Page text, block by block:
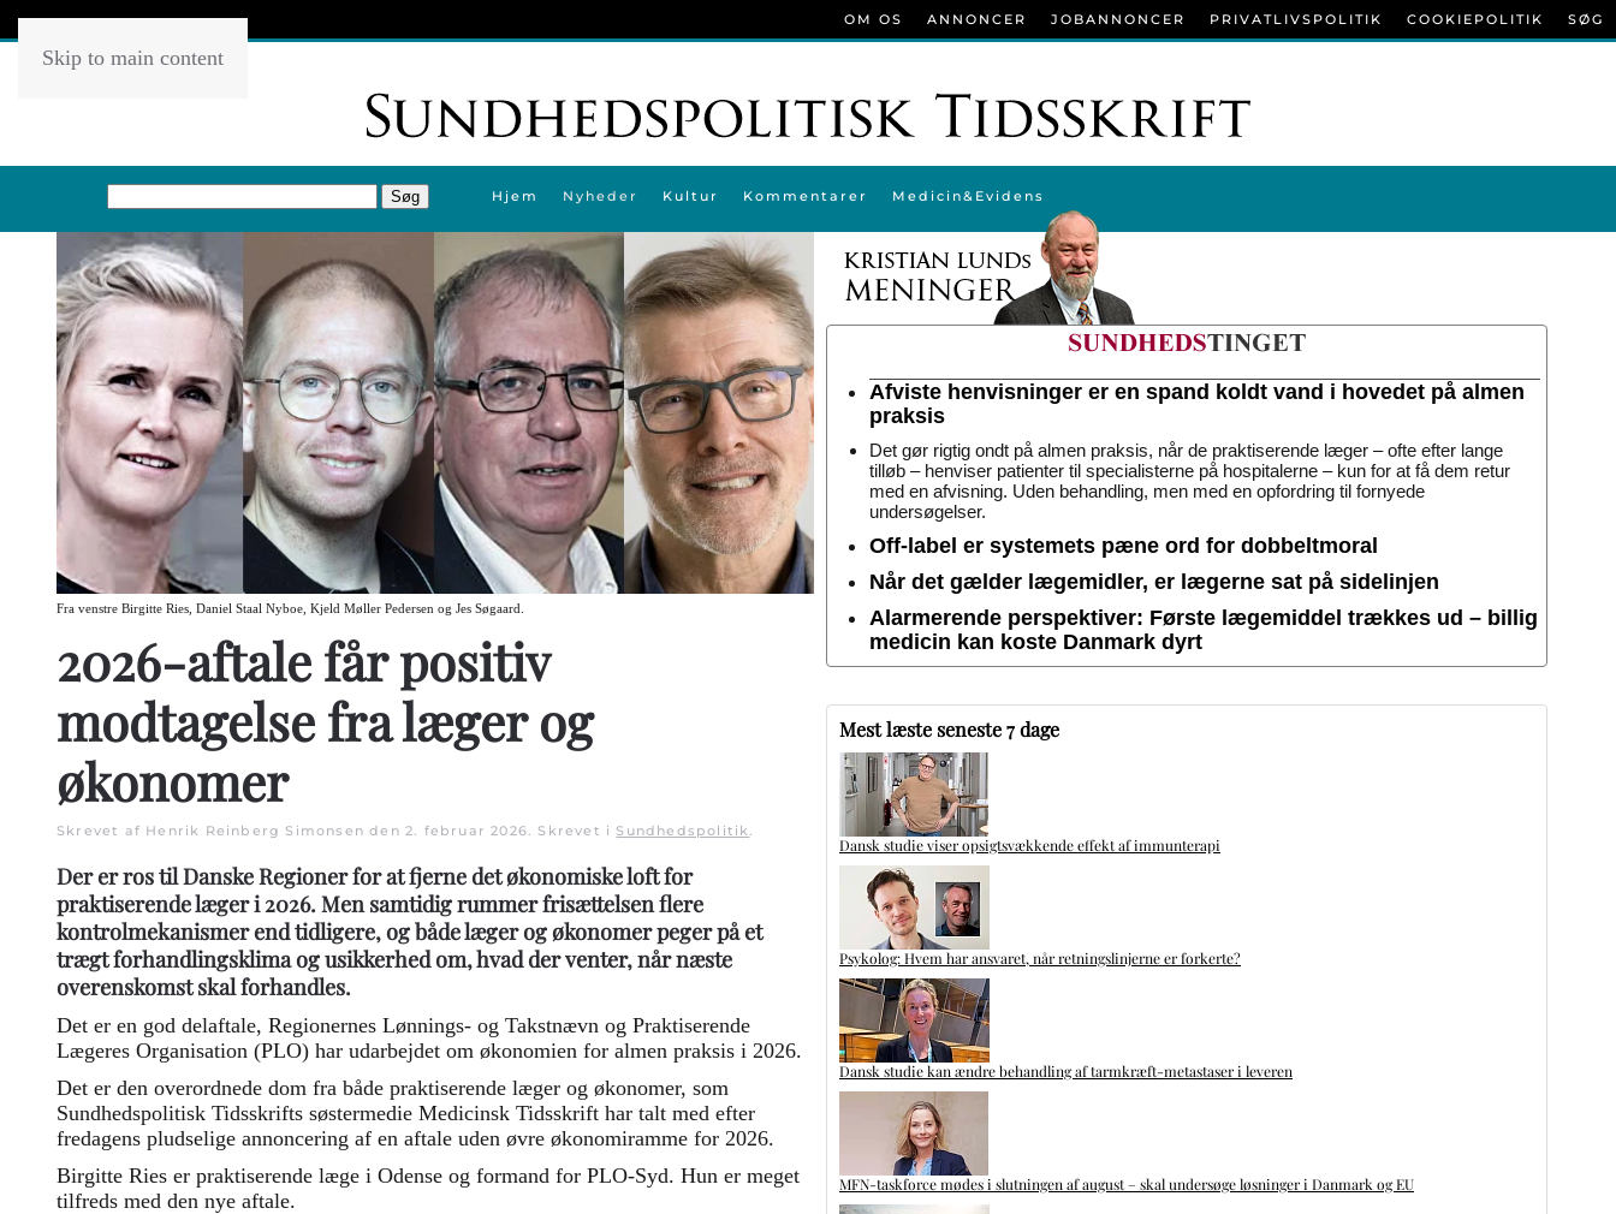
Skip to main content
Hjem Nyheder Kultur Kommentarer Medicin&Evidens
OM OS ANNONCER JOBANNONCER PRIVATLIVSPOLITIK COOKIEPOLITIK SØG
Fra venstre Birgitte Ries, Daniel Staal Nyboe, Kjeld Møller Pedersen og Jes Søgaard.
2026-aftale får positiv
modtagelse fra læger og
økonomer
Skrevet af Henrik Reinberg Simonsen den 2. februar 2026 . Skrevet i Sundhedspolitik
Der er ros til Danske Regioner for at fjerne det økonomiske loft for
praktiserende læger i 2026. Men samtidig rummer frisættelsen flere
kontrolmekanismer end tidligere, og både læger og økonomer peger på et
trægt forhandlingsklima og usikkerhed om, hvad der venter, når næste
overenskomst skal forhandles.
Det er en god delaftale, Regionernes Lønnings- og Takstnævn og Praktiserende
Lægeres Organisation (PLO) har udarbejdet om økonomien for almen praksis i 2026.
Det er den overordnede dom fra både praktiserende læger og økonomer, som
Sundhedspolitisk Tidsskrifts søstermedie Medicinsk Tidsskrift har talt med efter
fredagens pludselige annoncering af en aftale uden øvre økonomiramme for 2026.
Birgitte Ries er praktiserende læge i Odense og formand for PLO-Syd. Hun er meget
tilfreds med den nye aftale.
Afviste henvisninger er en spand koldt vand i hovedet på almen
praksis
Det gør rigtig ondt på almen praksis, når de praktiserende læger – ofte efter lange
tilløb – henviser patienter til specialisterne på hospitalerne – kun for at få dem retur
med en afvisning. Uden behandling, men med en opfordring til fornyede
undersøgelser.
Off-label er systemets pæne ord for dobbeltmoral
Når det gælder lægemidler, er lægerne sat på sidelinjen
Alarmerende perspektiver: Første lægemiddel trækkes ud – billig
medicin kan koste Danmark dyrt
Mest læste seneste 7 dage
Dansk studie viser opsigtsvækkende effekt af immunterapi
Psykolog: Hvem har ansvaret, når retningslinjerne er forkerte?
Dansk studie kan ændre behandling af tarmkræft-metastaser i leveren
MFN-taskforce mødes i slutningen af august – skal undersøge løsninger i Danmark og EU